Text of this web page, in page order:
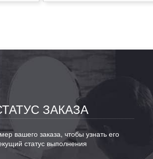
ЗАКАЗА
вашего заказа, чтобы узнать его
статус выполнения